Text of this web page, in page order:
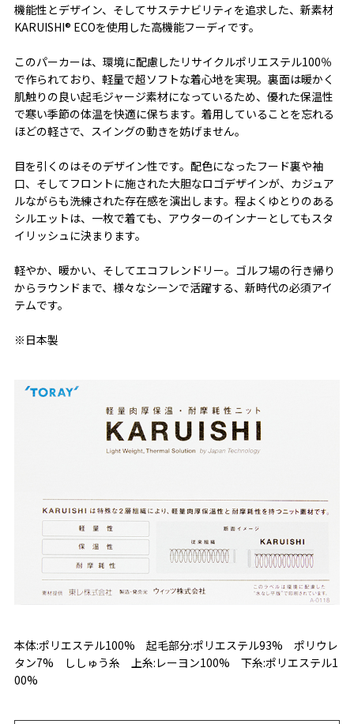
機能性とデザイン、そしてサステナビリティを追求した、新素材
KARUISHI® ECOを使用した高機能フーディです。
このパーカーは、環境に配慮したリサイクルポリエステル100％
で作られており、軽量で超ソフトな着心地を実現。裏面は暖かく
肌触りの良い起毛ジャージ素材になっているため、優れた保温性
で寒い季節の体温を快適に保ちます。着用していることを忘れる
ほどの軽さで、スイングの動きを妨げません。
目を引くのはそのデザイン性です。配色になったフード裏や袖
口、そしてフロントに施された大胆なロゴデザインが、カジュア
ルながらも洗練された存在感を演出します。程よくゆとりのある
シルエットは、一枚で着ても、アウターのインナーとしてもスタ
イリッシュに決まります。
軽やか、暖かい、そしてエコフレンドリー。ゴルフ場の行き帰り
からラウンドまで、様々なシーンで活躍する、新時代の必須アイ
テムです。
※日本製
本体:ポリエステル100% 起毛部分:ポリエステル93% ポリウレ
タン7% ししゅう糸 上糸:レーヨン100% 下糸:ポリエステル1
00%